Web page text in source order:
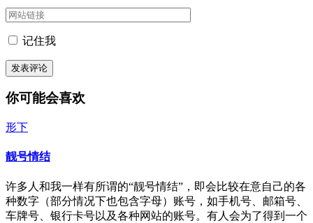
记住我
你可能会喜欢
形下
靓号情结
许多人和我一样有所谓的“靓号情结”，即会比较在意自己的各
种数字（部分情况下也包含字母）账号，如手机号、邮箱号、
车牌号、银行卡号以及各种网站的账号。有人会为了得到一个